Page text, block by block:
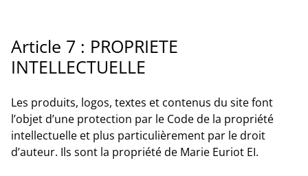
Article 7 : PROPRIETE
INTELLECTUELLE
Les produits, logos, textes et contenus du site font
l’objet d’une protection par le Code de la propriété
intellectuelle et plus particulièrement par le droit
d’auteur. Ils sont la propriété de Marie Euriot EI.